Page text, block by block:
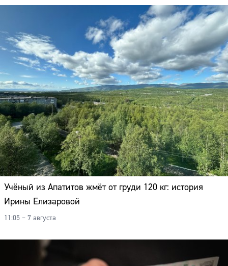
Учёный из Апатитов жмёт от груди 120 кг: история
Ирины Елизаровой
11:05 – 7 августа